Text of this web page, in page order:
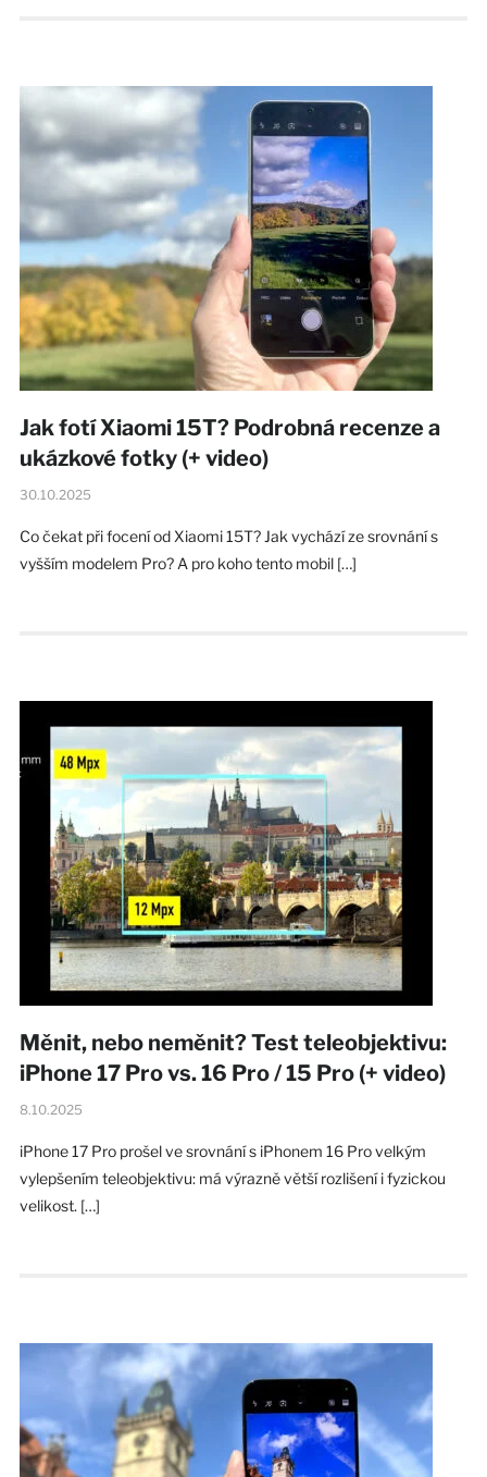
Jak fotí Xiaomi 15T? Podrobná recenze a
ukázkové fotky (+ video)
30.10.2025
Co čekat při focení od Xiaomi 15T? Jak vychází ze srovnání s
vyšším modelem Pro? A pro koho tento mobil […]
Měnit, nebo neměnit? Test teleobjektivu:
iPhone 17 Pro vs. 16 Pro / 15 Pro (+ video)
8.10.2025
iPhone 17 Pro prošel ve srovnání s iPhonem 16 Pro velkým
vylepšením teleobjektivu: má výrazně větší rozlišení i fyzickou
velikost. […]